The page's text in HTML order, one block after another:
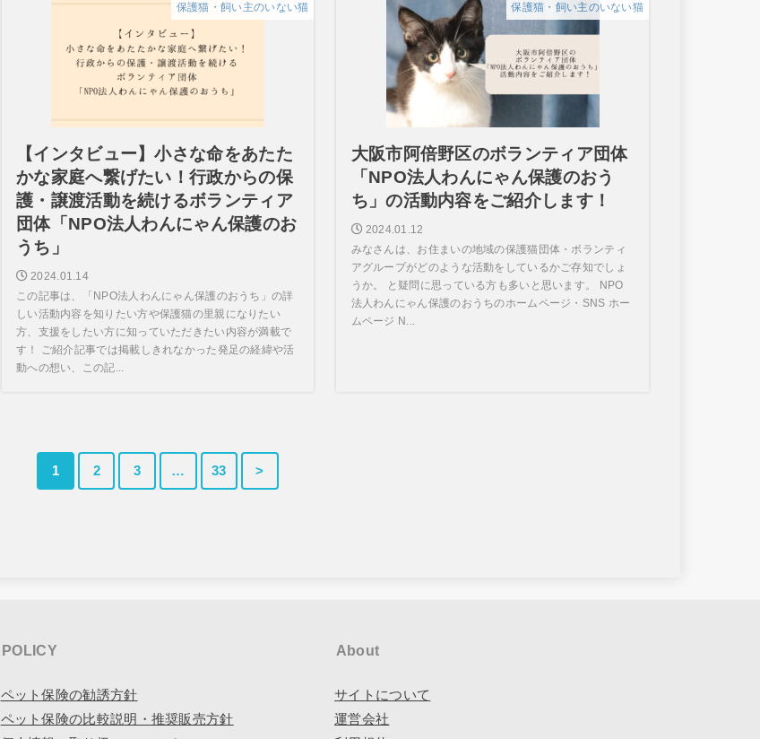
保護猫・飼い主のいない猫
【インタビュー】小さな命をあたた
かな家庭へ繋げたい！行政からの保
護・譲渡活動を続けるボランティア
団体「NPO法人わんにゃん保護のお
うち」
2024.01.14
この記事は、「NPO法人わんにゃん保護のおうち」の詳
しい活動内容を知りたい方や保護猫の里親になりたい
方、支援をしたい方に知っていただきたい内容が満載で
す！ ご紹介記事では掲載しきれなかった発足の経緯や活
動への想い、この記...
保護猫・飼い主のいない猫
大阪市阿倍野区のボランティア団体
「NPO法人わんにゃん保護のおう
ち」の活動内容をご紹介します！
2024.01.12
みなさんは、お住まいの地域の保護猫団体・ボランティ
アグループがどのような活動をしているかご存知でしょ
うか。 と疑問に思っている方も多いと思います。 NPO
法人わんにゃん保護のおうちのホームページ・SNS ホー
ムページ N...
1 2 3 … 33 >
POLICY
ペット保険の勧誘方針
ペット保険の比較説明・推奨販売方針
About
サイトについて
運営会社